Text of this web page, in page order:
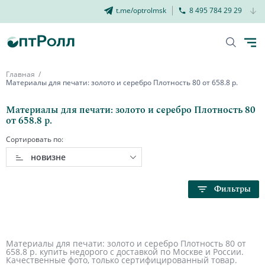
t.me/optrolmsk 8 495 784 29 29
Главная
Материалы для печати: золото и серебро Плотность 80 от 658.8 р.
Материалы для печати: золото и серебро Плотность 80
от 658.8 р.
Сортировать по:
новизне
Фильтры
Материалы для печати: золото и серебро Плотность 80 от
658.8 р. купить недорого с доставкой по Москве и России.
Качественные фото, только сертифицированный товар.